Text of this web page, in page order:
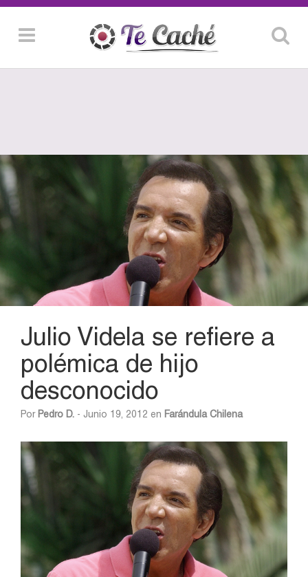
Julio Videla se refiere a
polémica de hijo
desconocido
Por Pedro D. - Junio 19, 2012 en Farándula Chilena